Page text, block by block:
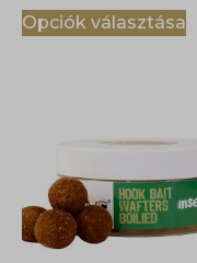
Opciók választása